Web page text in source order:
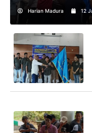
Harian Madura 12